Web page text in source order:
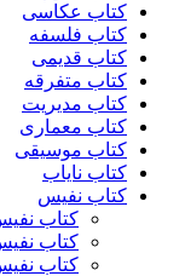
کتاب عکاسی
کتاب فلسفه
کتاب قدیمی
کتاب متفرقه
کتاب مدیریت
کتاب معماری
کتاب موسیقی
کتاب نایاب
کتاب نفیس
کتاب
کتاب
کتاب